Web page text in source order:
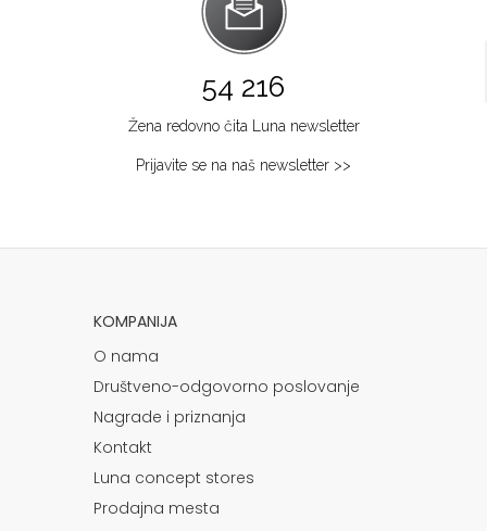
54 216
Žena redovno čita Luna newsletter
Prijavite se na naš newsletter >>
KOMPANIJA
O nama
Društveno-odgovorno poslovanje
Nagrade i priznanja
Kontakt
Luna concept stores
Prodajna mesta